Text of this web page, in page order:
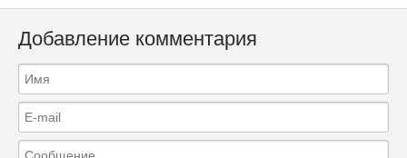
Добавление комментария